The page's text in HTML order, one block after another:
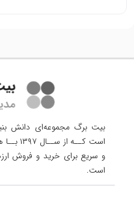
بیت برگ مجموعه‌ای دانش
است کــه از ســال ۱۳۹۷ بــا هــدف فراهم آوردن
و سریع برای خرید و فروش
است.